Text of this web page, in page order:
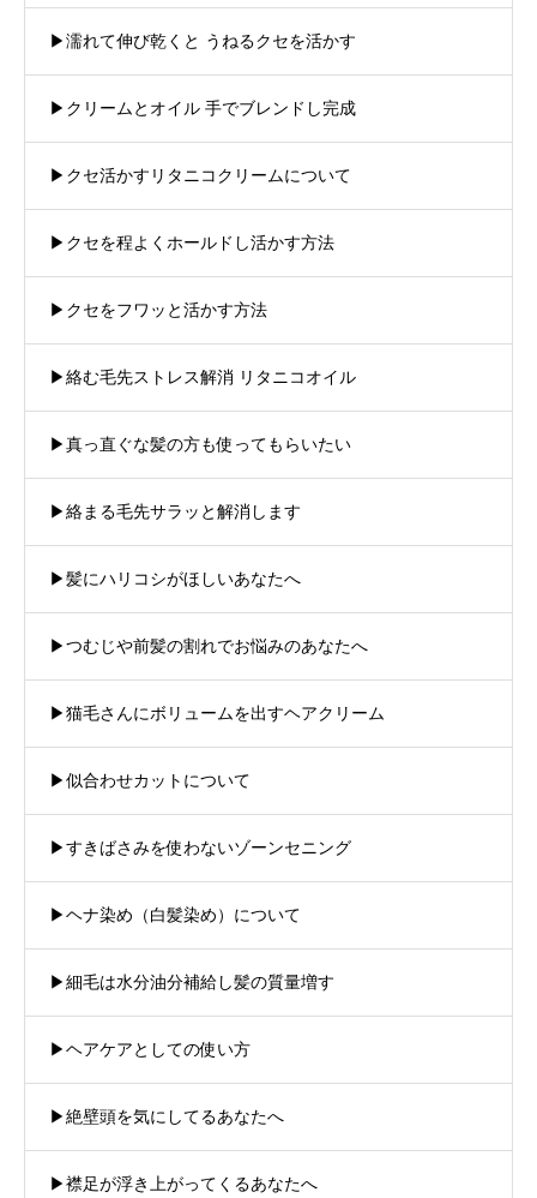
▶︎濡れて伸び乾くと うねるクセを活かす
▶︎クリームとオイル 手でブレンドし完成
▶︎クセ活かすリタニコクリームについて
▶︎クセを程よくホールドし活かす方法
▶︎クセをフワッと活かす方法
▶︎絡む毛先ストレス解消 リタニコオイル
▶︎真っ直ぐな髪の方も使ってもらいたい
▶︎絡まる毛先サラッと解消します
▶︎髪にハリコシがほしいあなたへ
▶︎つむじや前髪の割れでお悩みのあなたへ
▶︎猫毛さんにボリュームを出すヘアクリーム
▶︎似合わせカットについて
▶︎すきばさみを使わないゾーンセニング
▶︎ヘナ染め（白髪染め）について
▶︎細毛は水分油分補給し髪の質量増す
▶︎ヘアケアとしての使い方
▶︎絶壁頭を気にしてるあなたへ
▶︎襟足が浮き上がってくるあなたへ